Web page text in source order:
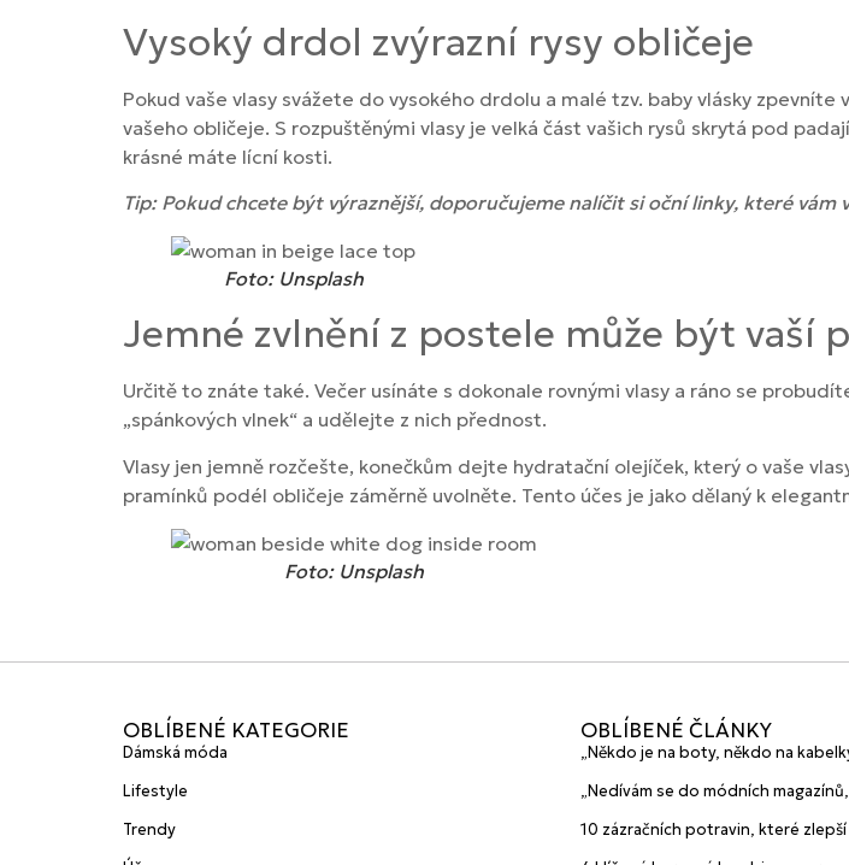
Vysoký drdol zvýrazní rysy obličeje
Pokud vaše vlasy svážete do vysokého drdolu a malé tzv. baby vlásky
vašeho obličeje. S rozpuštěnými vlasy je velká část vašich rysů skrytá pod
krásné máte lícní kosti.
Tip: Pokud chcete být výraznější, doporučujeme nalíčit si oční linky, které
Foto: Unsplash
Jemné zvlnění z postele může být vaší
Určitě to znáte také. Večer usínáte s dokonale rovnými vlasy a ráno se
„spánkových vlnek“ a udělejte z nich přednost.
Vlasy jen jemně rozčešte, konečkům dejte hydratační olejíček, který o vaše
pramínků podél obličeje záměrně uvolněte. Tento účes je jako dělaný k
Foto: Unsplash
OBLÍBENÉ KATEGORIE
Dámská móda
Lifestyle
Trendy
OBLÍBENÉ ČLÁNKY
„Někdo je na boty, někdo na
značky HANAJANA Swimwear
„Nedívám se do módních
10 zázračních potravin, které zlepší